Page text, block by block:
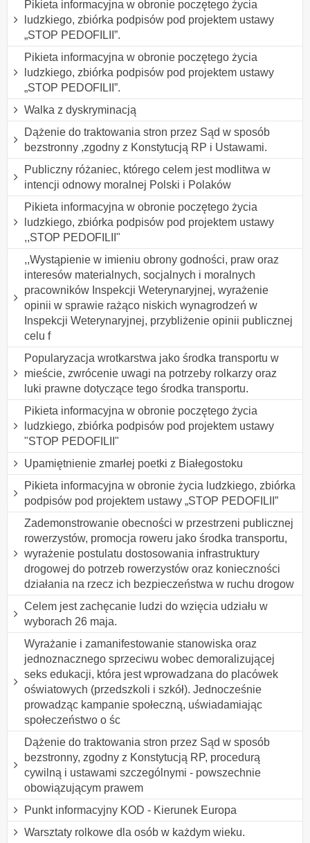
Pikieta informacyjna w obronie poczętego życia
ludzkiego, zbiórka podpisów pod projektem ustawy
„STOP PEDOFILII”.
Pikieta informacyjna w obronie poczętego życia
ludzkiego, zbiórka podpisów pod projektem ustawy
„STOP PEDOFILII”.
Walka z dyskryminacją
Dążenie do traktowania stron przez Sąd w sposób
bezstronny ,zgodny z Konstytucją RP i Ustawami.
Publiczny różaniec, którego celem jest modlitwa w
intencji odnowy moralnej Polski i Polaków
Pikieta informacyjna w obronie poczętego życia
ludzkiego, zbiórka podpisów pod projektem ustawy
,,STOP PEDOFILII"
,,Wystąpienie w imieniu obrony godności, praw oraz
interesów materialnych, socjalnych i moralnych
pracowników Inspekcji Weterynaryjnej, wyrażenie
opinii w sprawie rażąco niskich wynagrodzeń w
Inspekcji Weterynaryjnej, przybliżenie opinii publicznej
celu f
Popularyzacja wrotkarstwa jako środka transportu w
mieście, zwrócenie uwagi na potrzeby rolkarzy oraz
luki prawne dotyczące tego środka transportu.
Pikieta informacyjna w obronie poczętego życia
ludzkiego, zbiórka podpisów pod projektem ustawy
"STOP PEDOFILII"
Upamiętnienie zmarłej poetki z Białegostoku
Pikieta informacyjna w obronie życia ludzkiego, zbiórka
podpisów pod projektem ustawy „STOP PEDOFILII”
Zademonstrowanie obecności w przestrzeni publicznej
rowerzystów, promocja roweru jako środka transportu,
wyrażenie postulatu dostosowania infrastruktury
drogowej do potrzeb rowerzystów oraz konieczności
działania na rzecz ich bezpieczeństwa w ruchu drogow
Celem jest zachęcanie ludzi do wzięcia udziału w
wyborach 26 maja.
Wyrażanie i zamanifestowanie stanowiska oraz
jednoznacznego sprzeciwu wobec demoralizującej
seks edukacji, która jest wprowadzana do placówek
oświatowych (przedszkoli i szkół). Jednocześnie
prowadząc kampanie społeczną, uświadamiając
społeczeństwo o śc
Dążenie do traktowania stron przez Sąd w sposób
bezstronny, zgodny z Konstytucją RP, procedurą
cywilną i ustawami szczególnymi - powszechnie
obowiązującym prawem
Punkt informacyjny KOD - Kierunek Europa
Warsztaty rolkowe dla osób w każdym wieku.